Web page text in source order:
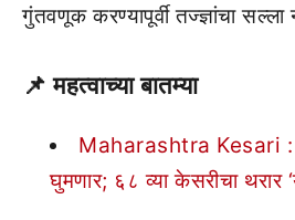
गुंतवणूक करण्यापूर्वी तज्ज्ञांचा सल्ला
📌महत्वाच्या बातम्या
Maharashtra Kesari :
घुमणार; ६८ व्या केसरीचा थरार